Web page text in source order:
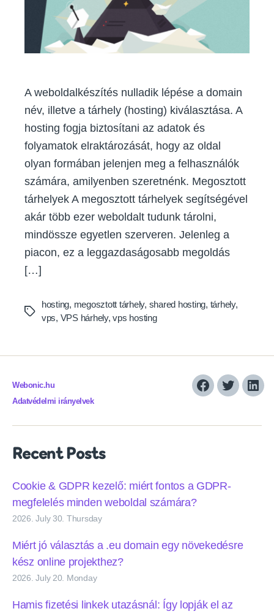
A weboldalkészítés nulladik lépése a domain
név, illetve a tárhely (hosting) kiválasztása. A
hosting fogja biztosítani az adatok és
folyamatok elraktározását, hogy az oldal
olyan formában jelenjen meg a felhasználók
számára, amilyenben szeretnénk. Megosztott
tárhelyek A megosztott tárhelyek segítségével
akár több ezer weboldalt tudunk tárolni,
mindössze egyetlen szerveren. Jelenleg a
piacon, ez a leggazdaságosabb megoldás
[…]
Tags
hosting, megosztott tárhely, shared hosting, tárhely,
vps, VPS hárhely,vps hosting
Webonic.hu
Adatvédelmi irányelvek
Facebook
Twitter
Recent Posts
Cookie & GDPR kezelő: miért fontos a GDPR-
megfelelés minden weboldal számára?
2026. July 30. Thursday
Miért jó választás a .eu domain egy növekedésre
kész online projekthez?
2026. July 20. Monday
Hamis fizetési linkek utazásnál: Így lopják el az